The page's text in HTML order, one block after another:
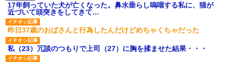
17年飼っていた犬が亡くなった。鼻水垂らし嗚咽する私に、猫が
近づいて頭突きをしてきて…
昨日37歳のおばさんと行為したんだけどめちゃくちゃだった
私（23）冗談のつもりで上司（27）に胸を揉ませた結果・・・